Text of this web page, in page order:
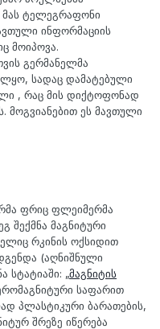
მას ტელეგრაფონი
ინფორმაციის
მოიპოვა.
გერმანელმა
სადაც დამატებული
, რაც მის დიქტოფონად
მოგვიანებით ეს მავთული
ფრიც ფლეიმერმა
შექმნა მაგნიტური
რკინის ოქსიდით
(აღნიშნული
სტატიაში: „მაგნიტის
საფარით
პლასტიკური ბარათების,
შრეზე იწერება